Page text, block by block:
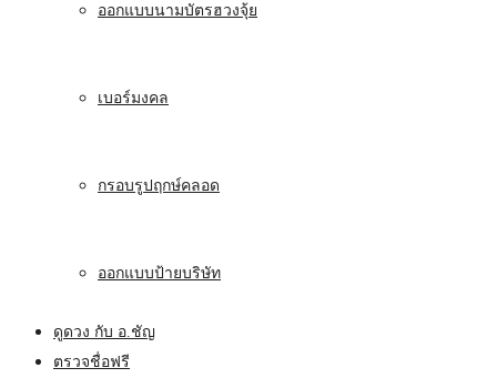
ออกแบบนามบัตรฮวงจุ้ย
เบอร์มงคล
กรอบรูปฤกษ์คลอด
ออกแบบป้ายบริษัท
ดูดวง กับ อ.ชัญ
ตรวจชื่อฟรี